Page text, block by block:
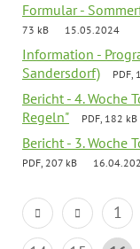
Formular -
73 kB
15.05.2024
Information -
Sandersdorf)
PDF,
Bericht - 4. Woche
Regeln"
PDF, 182 kB
Bericht - 3. Woche
PDF, 207 kB
1